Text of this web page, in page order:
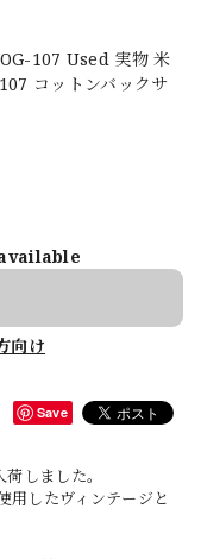
107 Used 実物 米
コットンバックサ
向け
Save
しました。
用したヴィンテージと